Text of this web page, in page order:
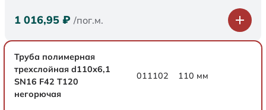
1 016,95 ₽ /пог.м.
Труба полимерная
трехслойная d110х6,1
SN16 F42 Т120
негорючая
011102 110 мм